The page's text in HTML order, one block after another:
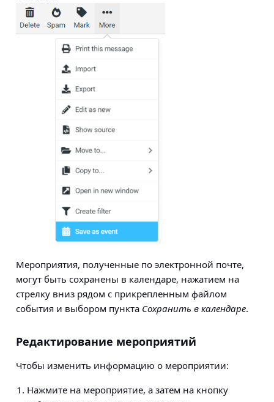
Мероприятия, полученные по электронной почте,
могут быть сохранены в календаре, нажатием на
стрелку вниз рядом с прикрепленным файлом
события и выбором пункта Сохранить в календаре.
Редактирование мероприятий
Чтобы изменить информацию о мероприятии:
Нажмите на мероприятие, а затем на кнопку